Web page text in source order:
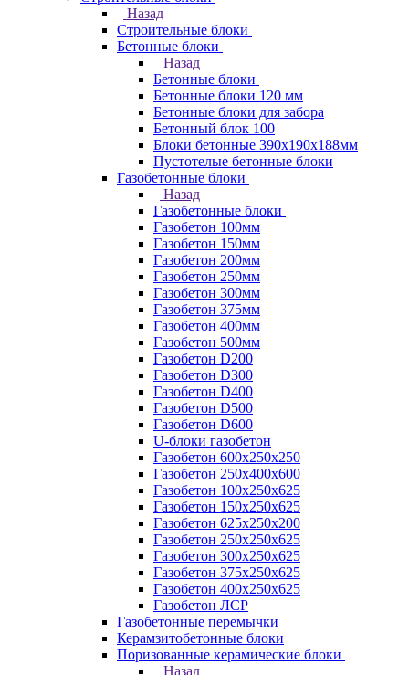
Назад
Строительные блоки
Бетонные блоки
Назад
Бетонные блоки
Бетонные блоки 120 мм
Бетонные блоки для забора
Бетонный блок 100
Блоки бетонные 390х190х188мм
Пустотелые бетонные блоки
Газобетонные блоки
Назад
Газобетонные блоки
Газобетон 100мм
Газобетон 150мм
Газобетон 200мм
Газобетон 250мм
Газобетон 300мм
Газобетон 375мм
Газобетон 400мм
Газобетон 500мм
Газобетон D200
Газобетон D300
Газобетон D400
Газобетон D500
Газобетон D600
U-блоки газобетон
Газобетон 600x250x250
Газобетон 250x400x600
Газобетон 100х250х625
Газобетон 150х250х625
Газобетон 625х250х200
Газобетон 250х250х625
Газобетон 300х250х625
Газобетон 375х250х625
Газобетон 400х250х625
Газобетон ЛСР
Газобетонные перемычки
Керамзитобетонные блоки
Поризованные керамические блоки
Назад